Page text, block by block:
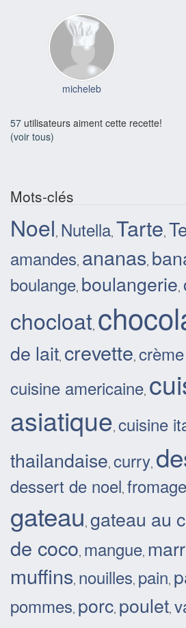
micheleb
57 utilisateurs aiment cette recette!
(voir tous)
Mots-clés
Noel, Nutella, Tarte,
amandes, ananas,
boulange, boulangerie,
chocloat,
de lait, crevette,
cuisine americaine,
asiatique, cuisine
thailandaise, curry,
dessert de noel,
gateau, gateau au
de coco, mangue,
muffins, nouilles, pain,
pommes, porc, poulet,